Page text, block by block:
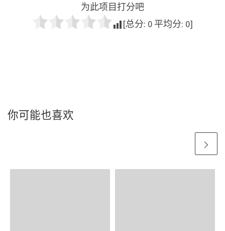
为此项目打分吧
[总分: 0 平均分: 0]
你可能也喜欢